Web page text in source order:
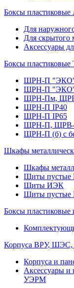
Боксы пластиковые
Для
Для скрытого
Аксессуары
Боксы пластиковые
ЩРН-П "ЭКО"
ЩРН-П "ЭКО"
ЩРН-Пм,
ЩРН-П IP40
ЩРН-П IP65
ЩРН-П,
ЩРН-П (б) с
Шкафы
Шкафы
Щиты пустые
Щиты ИЭК
Щиты пустые
Боксы пластиковые
Корпуса ВРУ,
Корпуса и
Аксессуары
УЭРМ